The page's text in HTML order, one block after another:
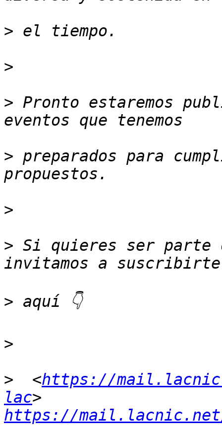
>
>
> Pronto estaremos
> preparados para
>
> Si quieres ser parte
>
>
>
  <
https://
lac
https://